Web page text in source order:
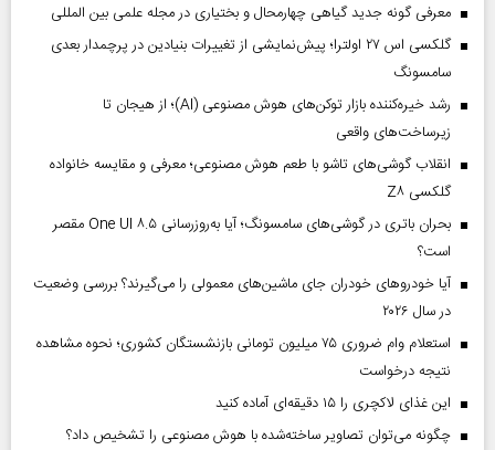
معرفی گونه جدید گیاهی چهارمحال و بختیاری در مجله علمی بین المللی
گلکسی اس ۲۷ اولترا؛ پیش‌نمایشی از تغییرات بنیادین در پرچمدار بعدی
سامسونگ
رشد خیره‌کننده بازار توکن‌های هوش مصنوعی (AI)؛ از هیجان تا
زیرساخت‌های واقعی
انقلاب گوشی‌های تاشو‌ با طعم هوش مصنوعی؛ معرفی و مقایسه خانواده
گلکسی Z۸
بحران باتری در گوشی‌های سامسونگ؛ آیا به‌روزرسانی One UI ۸.۵ مقصر
است؟
آیا خودروهای خودران جای ماشین‌های معمولی را می‌گیرند؟ بررسی وضعیت
در سال ۲۰۲۶
استعلام وام ضروری ۷۵ میلیون تومانی بازنشستگان کشوری؛ نحوه مشاهده
نتیجه درخواست
این غذای لاکچری را ۱۵ دقیقه‌ای آماده کنید
چگونه می‌توان تصاویر ساخته‌شده با هوش مصنوعی را تشخیص داد؟